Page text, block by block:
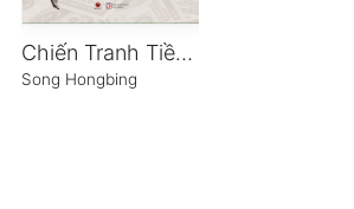
Chiến Tranh Tiền Tệ
Song Hongbing